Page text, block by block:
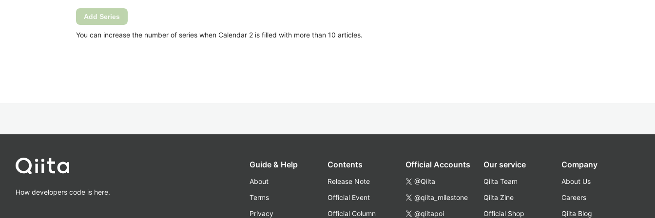
Add Series
You can increase the number of series when Calendar 2 is filled with more than 10 articles.
How developers code is here.
Guide & Help
About
Terms
Privacy
Contents
Release Note
Official Event
Official Column
Official Accounts
@Qiita
@qiita_milestone
@qiitapoi
Our service
Qiita Team
Qiita Zine
Official Shop
Company
About Us
Careers
Qiita Blog